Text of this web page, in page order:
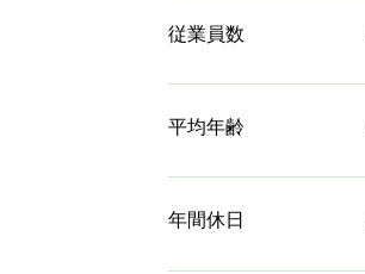
従業員数
平均年齢
年間休日